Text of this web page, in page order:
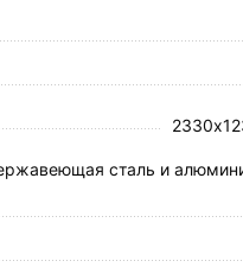
сталь и